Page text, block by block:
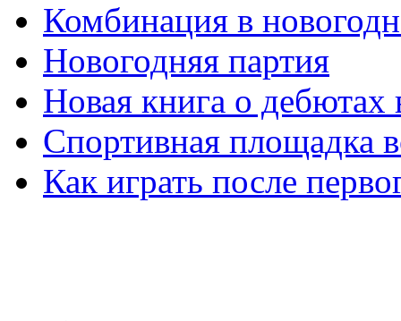
Комбинация в
Новогодняя партия
Новая книга о
Спортивная площадка
Как играть после